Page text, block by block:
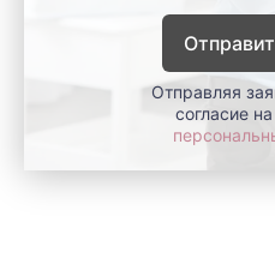
Отправляя
согласие на